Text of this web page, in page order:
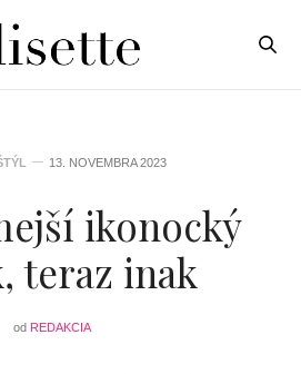
13. NOVEMBRA 2023
ikonocký
teraz inak
od REDAKCIA